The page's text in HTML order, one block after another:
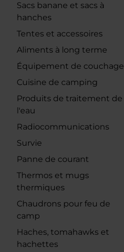
Sacs banane et sacs à
hanches
Tentes et accessoires
Aliments à long terme
Équipement de couchage
Cuisine de camping
Produits de traitement de
l'eau
Radiocommunications
Survie
Panne de courant
Thermos et mugs
thermiques
Chaudrons pour feu de
camp
Haches, tomahawks et
hachettes